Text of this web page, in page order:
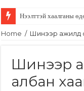
Нээлттэй хаалганы
Home / Шинээр ажилд
Шинээр
албан